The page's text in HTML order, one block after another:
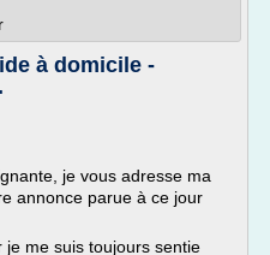
à domicile -
je vous adresse ma
annonce parue à ce jour
me suis toujours sentie